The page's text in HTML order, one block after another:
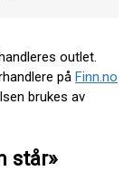
outlet.
på Finn.no
brukes av
står»